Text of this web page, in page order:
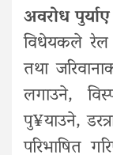
अवरोध
विधेयकले रेल
तथा
लगाउने,
पु¥याउने,
परिभाषित